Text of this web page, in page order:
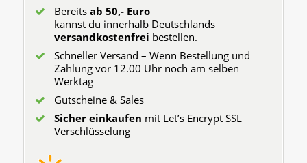
Bereits ab 50,- Euro
kannst du innerhalb Deutschlands
versandkostenfrei bestellen.
Schneller Versand – Wenn Bestellung und
Zahlung vor 12.00 Uhr noch am selben
Werktag
Gutscheine & Sales
Sicher einkaufen mit Let’s Encrypt SSL
Verschlüsselung